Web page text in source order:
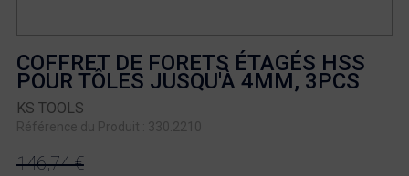
COFFRET DE FORETS ÉTAGÉS HSS
POUR TÔLES JUSQU'À 4MM, 3PCS
KS TOOLS
Référence du Produit : 330.2210
146,74 €